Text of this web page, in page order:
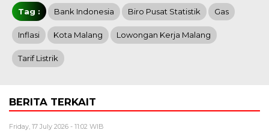
Tag : Bank Indonesia Biro Pusat Statistik Gas
Inflasi Kota Malang Lowongan Kerja Malang
Tarif Listrik
BERITA TERKAIT
Friday, 17 July 2026 - 11:02 WIB